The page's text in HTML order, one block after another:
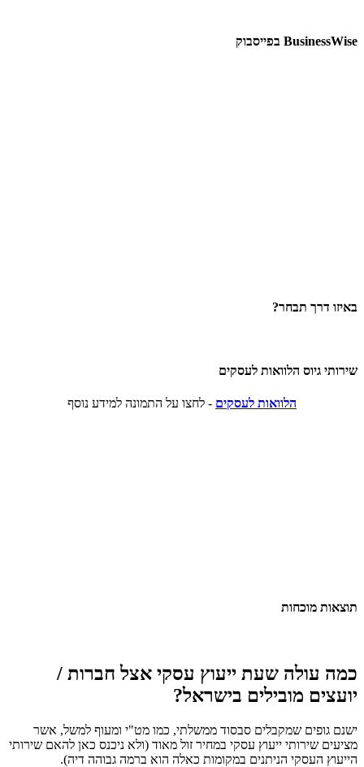
BusinessWise בפייסבוק
באיזו דרך תבחר?
שירותי גיוס הלוואות לעסקים
הלוואות לעסקים - לחצו על התמונה למידע נוסף
תוצאות מוכחות
כמה עולה שעת ייעוץ עסקי אצל חברות /
יועצים מובילים בישראל?
ישנם גופים שמקבלים סבסוד ממשלתי, כמו מט"י ומעוף למשל, אשר
מציעים שירותי ייעוץ עסקי במחיר זול מאוד (ולא ניכנס כאן להאם שירותי
הייעוץ העסקי הניתנים במקומות כאלה הוא ברמה גבוהה דיה).